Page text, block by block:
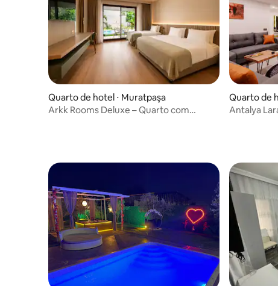
Quarto de hotel ⋅ Muratpaşa
Arkk Rooms Deluxe – Quarto com
Quarto de
Antalya